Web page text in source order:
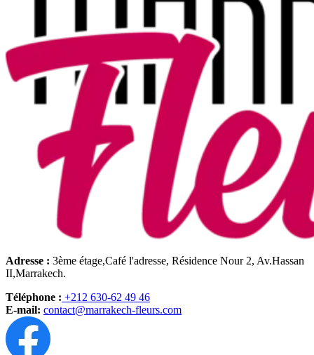
Adresse : 3ème étage,Café l'adresse, Résidence Nour 2, Av.Hassan
II,Marrakech.
Téléphone : +212 630-62 49 46
E-mail: contact@marrakech-fleurs.com